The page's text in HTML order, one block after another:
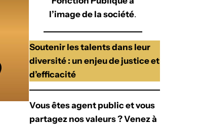
l’image de la société.
Soutenir les talents dans leur
diversité : un enjeu de justice et
d’efficacité
Vous êtes agent public et vous
partagez nos valeurs ? Venez à